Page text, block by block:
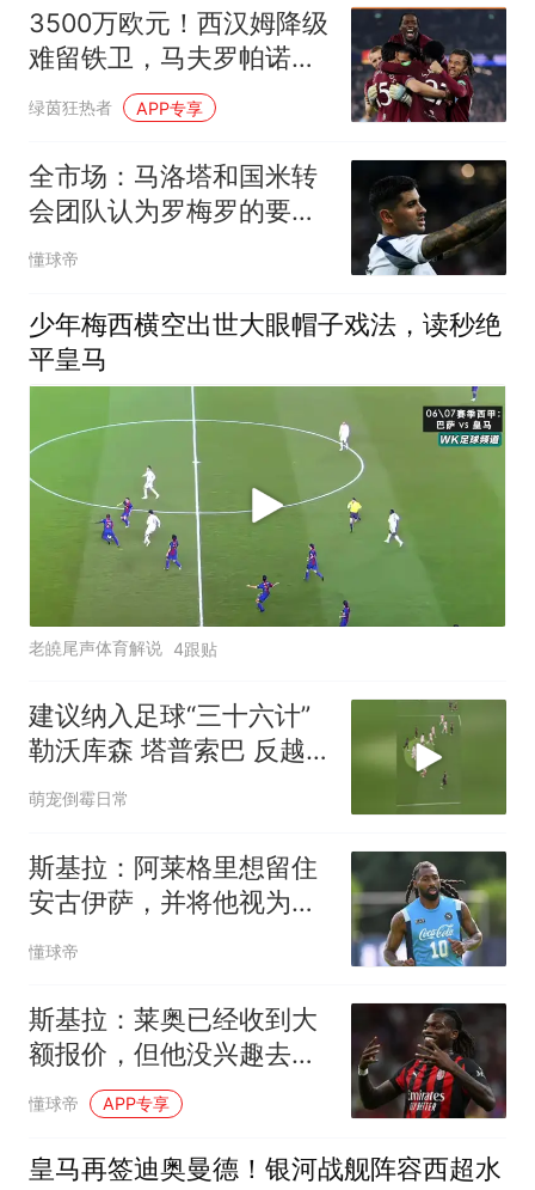
3500万欧元！西汉姆降级
难留铁卫，马夫罗帕诺斯
或转投勒沃库森
绿茵狂热者 APP专享
全市场：马洛塔和国米转
会团队认为罗梅罗的要价
过高
懂球帝
少年梅西横空出世大眼帽子戏法，读秒绝
平皇马
老皢尾声体育解说 4跟贴
建议纳入足球“三十六计”
勒沃库森 塔普索巴 反越
位
萌宠倒霉日常
斯基拉：阿莱格里想留住
安古伊萨，并将他视为关
键球员
懂球帝
斯基拉：莱奥已经收到大
额报价，但他没兴趣去沙
特
懂球帝 APP专享
皇马再签迪奥曼德！银河战舰阵容西超水